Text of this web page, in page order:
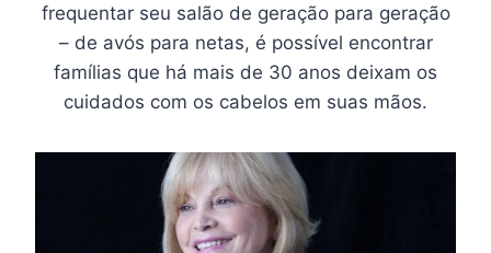
frequentar seu salão de geração para geração
– de avós para netas, é possível encontrar
famílias que há mais de 30 anos deixam os
cuidados com os cabelos em suas mãos.